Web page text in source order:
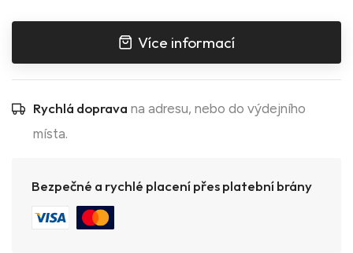
Více informací
Rychlá doprava na adresu, nebo do výdejního
místa.
Bezpečné a rychlé placení přes platební brány